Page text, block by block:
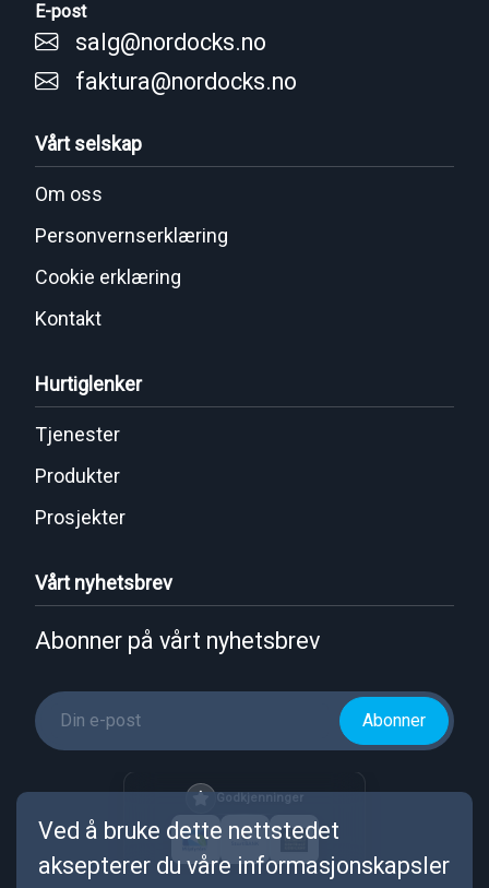
E-post
salg@nordocks.no
faktura@nordocks.no
Vårt selskap
Om oss
Personvernserklæring
Cookie erklæring
Kontakt
Hurtiglenker
Tjenester
Produkter
Prosjekter
Vårt nyhetsbrev
Abonner på vårt nyhetsbrev
Abonner
Godkjenninger
Ved å bruke dette nettstedet
aksepterer du våre informasjonskapsler